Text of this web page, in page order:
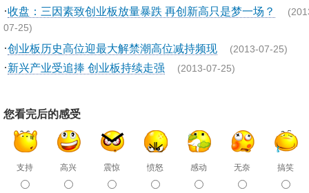
·收盘：三因素致创业板放量暴跌 再创新高只是梦一场？
07-25)
·创业板历史高位迎最大解禁潮高位减持频现 (2013-07-25)
·新兴产业受追捧 创业板持续走强 (2013-07-25)
您看完后的感受
支持 高兴 震惊 愤怒 感动 无奈 搞笑